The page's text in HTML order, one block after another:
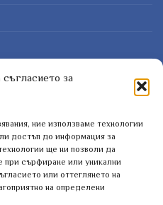
за
ние използваме технологии
достъп до информация за
ще ни позволи да
при сърфиране или уникални
или оттеглянето на
на определени
БЮЛЕТИН